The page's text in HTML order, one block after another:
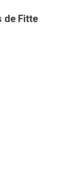
de Fitte